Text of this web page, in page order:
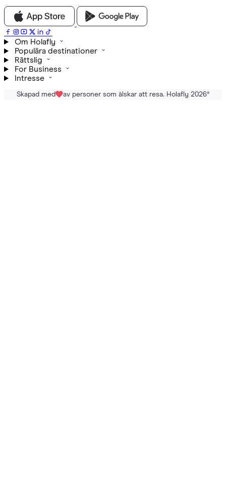
Om Holafly
Populära destinationer
Rättslig
For Business
Intresse
Skapad med av personer som älskar att resa. Holafly 2026®